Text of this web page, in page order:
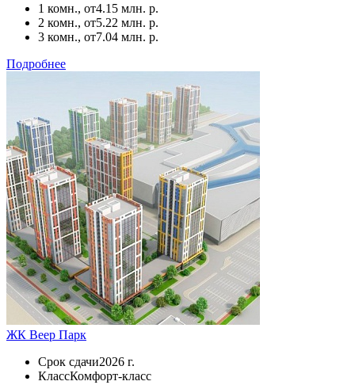
1 комн., от4.15 млн. р.
2 комн., от5.22 млн. р.
3 комн., от7.04 млн. р.
Подробнее
ЖК Веер Парк
Срок сдачи2026 г.
КлассКомфорт-класс